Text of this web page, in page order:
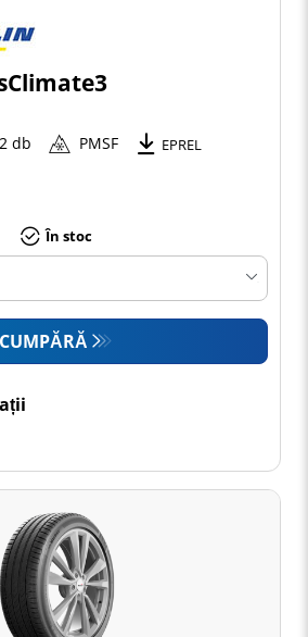
db PMSF EPREL
În stoc
CUMPĂRĂ